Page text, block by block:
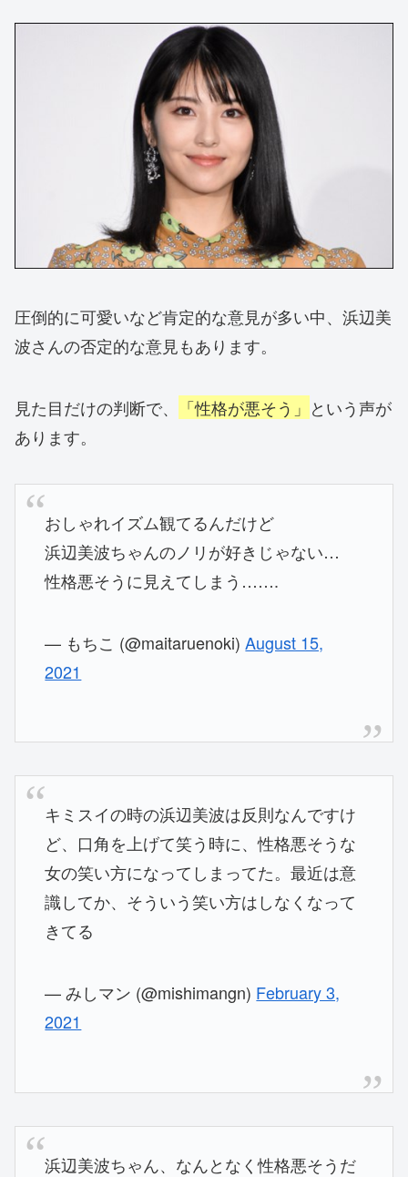
圧倒的に可愛いなど肯定的な意見が多い中、浜辺美
波さんの否定的な意見もあります。
見た目だけの判断で、 「性格が悪そう」 という声が
あります。
おしゃれイズム観てるんだけど
浜辺美波ちゃんのノリが好きじゃない…
性格悪そうに見えてしまう…….
— もちこ (@maitaruenoki)August 15,
2021
キミスイの時の浜辺美波は反則なんですけ
ど、口角を上げて笑う時に、性格悪そうな
女の笑い方になってしまってた。最近は意
識してか、そういう笑い方はしなくなって
きてる
— みしマン (@mishimangn) February 3,
2021
浜辺美波ちゃん、なんとなく性格悪そうだ